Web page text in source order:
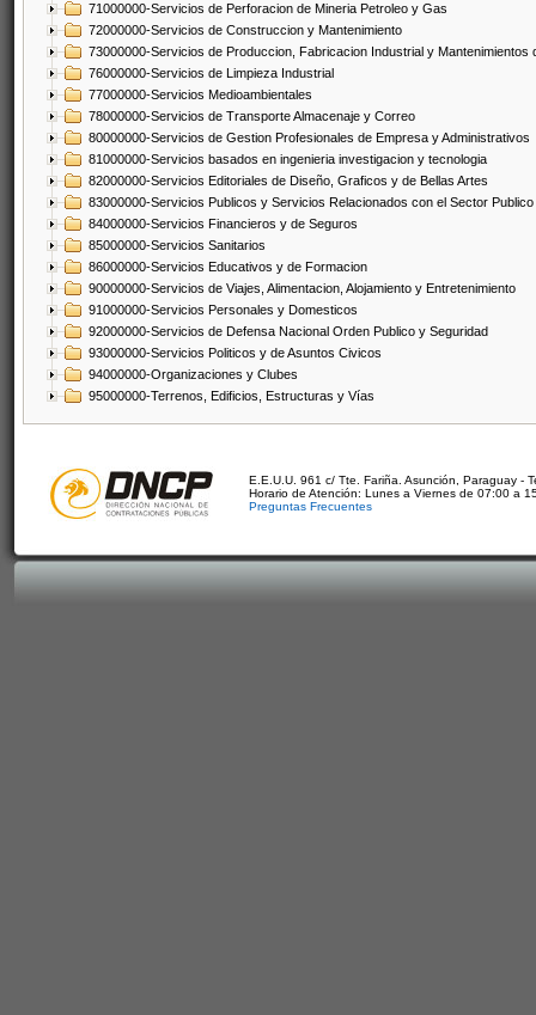
71000000-Servicios de Perforacion de Mineria Petroleo y Gas
72000000-Servicios de Construccion y Mantenimiento
73000000-Servicios de Produccion, Fabricacion Industrial y Mantenimientos
76000000-Servicios de Limpieza Industrial
77000000-Servicios Medioambientales
78000000-Servicios de Transporte Almacenaje y Correo
80000000-Servicios de Gestion Profesionales de Empresa y Administrativos
81000000-Servicios basados en ingenieria investigacion y tecnologia
82000000-Servicios Editoriales de Diseño, Graficos y de Bellas Artes
83000000-Servicios Publicos y Servicios Relacionados con el Sector Publico
84000000-Servicios Financieros y de Seguros
85000000-Servicios Sanitarios
86000000-Servicios Educativos y de Formacion
90000000-Servicios de Viajes, Alimentacion, Alojamiento y Entretenimiento
91000000-Servicios Personales y Domesticos
92000000-Servicios de Defensa Nacional Orden Publico y Seguridad
93000000-Servicios Politicos y de Asuntos Civicos
94000000-Organizaciones y Clubes
95000000-Terrenos, Edificios, Estructuras y Vías
E.E.U.U. 961 c/ Tte. Fariña. Asunción, Paraguay -
Horario de Atención: Lunes a Viernes de 07:00 a
Preguntas Frecuentes